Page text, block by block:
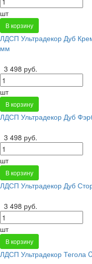
шт
В корзину
ЛДСП Ультрадекор Дуб
мм
3 498 руб.
шт
В корзину
ЛДСП Ультрадекор Дуб
3 498 руб.
шт
В корзину
ЛДСП Ультрадекор Дуб
3 498 руб.
шт
В корзину
ЛДСП Ультрадекор Тегола